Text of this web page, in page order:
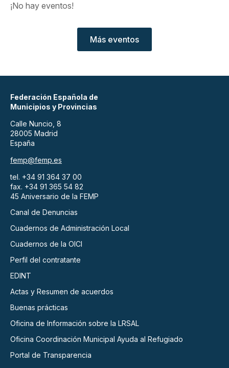
¡No hay eventos!
Más eventos
Federación Española de
Municipios y Provincias
Calle Nuncio, 8
28005 Madrid
España
femp@femp.es
tel. +34 91 364 37 00
fax. +34 91 365 54 82
45 Aniversario de la FEMP
Canal de Denuncias
Cuadernos de Administración Local
Cuadernos de la OICI
Perfil del contratante
EDINT
Actas y Resumen de acuerdos
Buenas prácticas
Oficina de Información sobre la LRSAL
Oficina Coordinación Municipal Ayuda al Refugiado
Portal de Transparencia